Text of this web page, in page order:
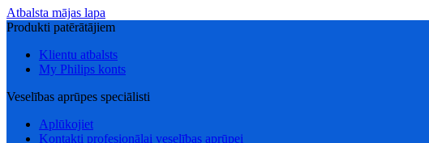
Atbalsta mājas lapa
Produkti patērātājiem
Klientu atbalsts
My Philips konts
Veselības aprūpes speciālisti
Aplūkojiet
Kontakti profesionālai veselības aprūpei